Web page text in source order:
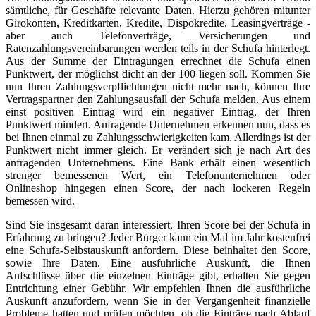
sämtliche, für Geschäfte relevante Daten. Hierzu gehören mitunter
Girokonten, Kreditkarten, Kredite, Dispokredite, Leasingverträge -
aber auch Telefonverträge, Versicherungen und
Ratenzahlungsvereinbarungen werden teils in der Schufa hinterlegt.
Aus der Summe der Eintragungen errechnet die Schufa einen
Punktwert, der möglichst dicht an der 100 liegen soll. Kommen Sie
nun Ihren Zahlungsverpflichtungen nicht mehr nach, können Ihre
Vertragspartner den Zahlungsausfall der Schufa melden. Aus einem
einst positiven Eintrag wird ein negativer Eintrag, der Ihren
Punktwert mindert. Anfragende Unternehmen erkennen nun, dass es
bei Ihnen einmal zu Zahlungsschwierigkeiten kam. Allerdings ist der
Punktwert nicht immer gleich. Er verändert sich je nach Art des
anfragenden Unternehmens. Eine Bank erhält einen wesentlich
strenger bemessenen Wert, ein Telefonunternehmen oder
Onlineshop hingegen einen Score, der nach lockeren Regeln
bemessen wird.
Sind Sie insgesamt daran interessiert, Ihren Score bei der Schufa in
Erfahrung zu bringen? Jeder Bürger kann ein Mal im Jahr kostenfrei
eine Schufa-Selbstauskunft anfordern. Diese beinhaltet den Score,
sowie Ihre Daten. Eine ausführliche Auskunft, die Ihnen
Aufschlüsse über die einzelnen Einträge gibt, erhalten Sie gegen
Entrichtung einer Gebühr. Wir empfehlen Ihnen die ausführliche
Auskunft anzufordern, wenn Sie in der Vergangenheit finanzielle
Probleme hatten und prüfen möchten, ob die Einträge nach Ablauf